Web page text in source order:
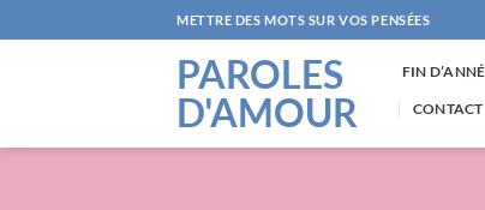
au
METTRE DES MOTS SUR VOS PENSÉES
PAROLES
D'AMOUR
FIN
CONTACT